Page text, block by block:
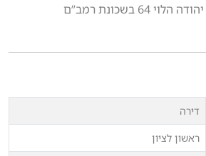
פרויקט תמ”א 38 ברח’ יהודה הלוי 64 בשכונת רמב”ם
דירה
ראשון לציון